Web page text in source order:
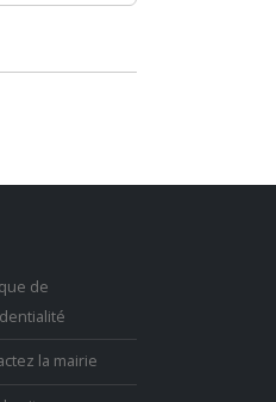
de
la mairie